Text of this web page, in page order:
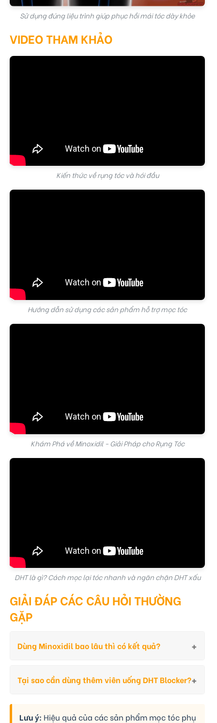
Sử dụng đúng liệu trình giúp phục hồi mái tóc dày khỏe
VIDEO THAM KHẢO
Kiến thức về rụng tóc và hói đầu
Hướng dẫn sử dụng các sản phẩm hỗ trợ mọc tóc
Khám Phá về Minoxidil - Giải Pháp cho Rụng Tóc
DHT là gì? Cách mọc lại tóc nhanh và ngăn chặn DHT xấu
GIẢI ĐÁP CÁC CÂU HỎI THƯỜNG
GẶP
Dùng Minoxidil bao lâu thì có kết quả?
Tại sao cần dùng thêm viên uống DHT Blocker?
Lưu ý: Hiệu quả của các sản phẩm mọc tóc phụ